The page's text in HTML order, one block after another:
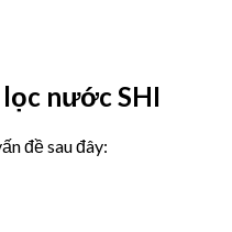
nước SHI
đề sau đây: